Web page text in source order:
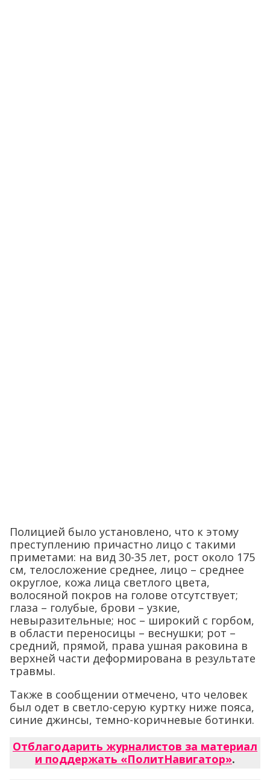
Полицией было установлено, что к этому
преступлению причастно лицо с такими
приметами: на вид 30-35 лет, рост около 175
см, телосложение среднее, лицо – среднее
округлое, кожа лица светлого цвета,
волосяной покров на голове отсутствует;
глаза – голубые, брови – узкие,
невыразительные; нос – широкий с горбом,
в области переносицы – веснушки; рот –
средний, прямой, права ушная раковина в
верхней части деформирована в результате
травмы.
Также в сообщении отмечено, что человек
был одет в светло-серую куртку ниже пояса,
синие джинсы, темно-коричневые ботинки.
Отблагодарить журналистов за материал
и поддержать «ПолитНавигатор».